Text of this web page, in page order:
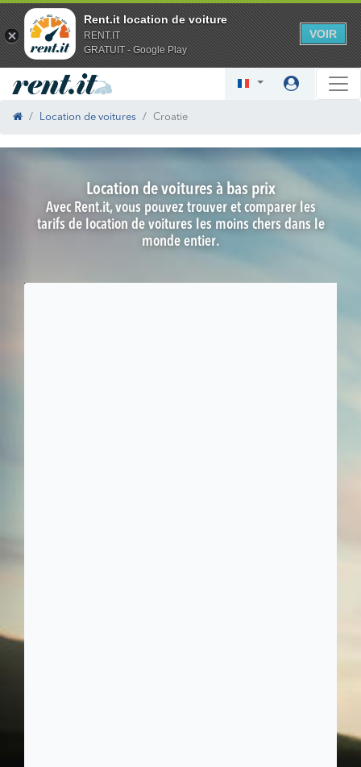
Rent.it location de voiture
RENT.IT
GRATUIT - Google Play
VOIR
Location de voitures Croatie
Location de voitures à bas prix
Avec Rent.it, vous pouvez trouver et comparer les
tarifs de location de voitures les moins chers dans le
monde entier.